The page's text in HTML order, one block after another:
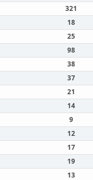
321
18
25
98
38
37
21
14
9
12
17
19
13